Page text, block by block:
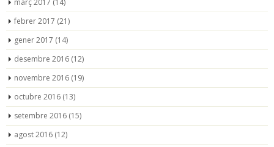
febrer 2017 (21)
gener 2017 (14)
desembre 2016 (12)
novembre 2016 (19)
octubre 2016 (13)
setembre 2016 (15)
agost 2016 (12)